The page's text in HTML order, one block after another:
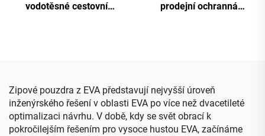
vodotěsné cestovní
prodejní ochranná
Zipové pouzdra z EVA představují nejvyšší úroveň
inženýrského řešení v oblasti EVA po více než dvacetileté
optimalizaci návrhu. V době, kdy se svět obrací k
pokročilejším řešením pro vysoce hustou EVA, začínáme